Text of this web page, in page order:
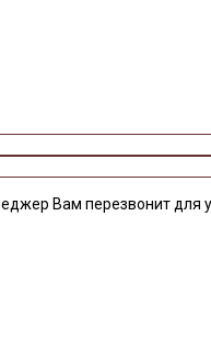
Вам перезвонит для